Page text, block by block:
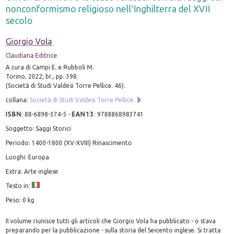
nonconformismo religioso nell'Inghilterra del XVII
secolo
Giorgio Vola
Claudiana Editrice
A cura di Campi E. e Rubboli M.
Torino, 2022; br., pp. 398.
(Società di Studi Valdesi Torre Pellice. 46).
collana: Società di Studi Valdesi Torre Pellice.
ISBN:88-6898-374-5 - EAN13 :9788868983741
Soggetto: Saggi Storici
Periodo: 1400-1800 (XV-XVIII) Rinascimento
Luoghi: Europa
Extra: Arte inglese
Testo in:
Peso: 0 kg
Il volume riunisce tutti gli articoli che Giorgio Vola ha pubblicato - o stava
preparando per la pubblicazione - sulla storia del Seicento inglese. Si tratta